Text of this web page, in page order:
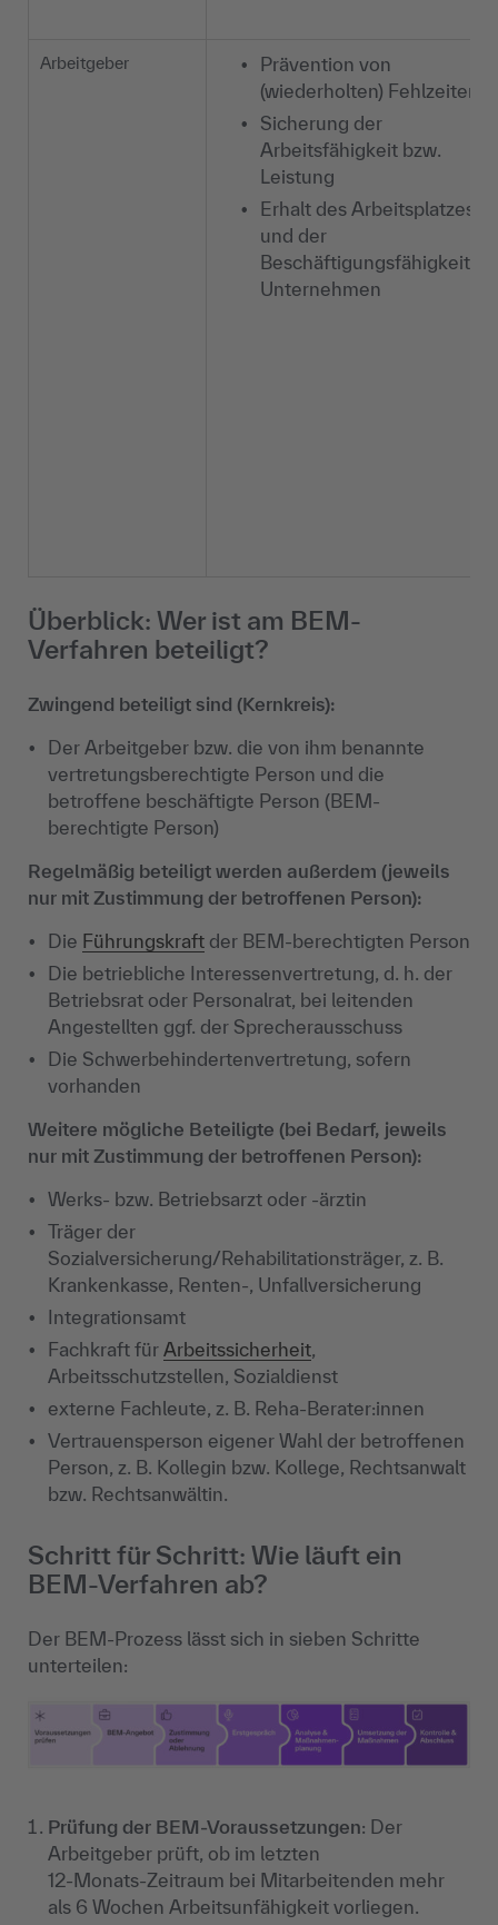
Arbeitgeber
Prävention von
(wiederholten) Fehlzeiten
Sicherung der
Arbeitsfähigkeit bzw.
Leistung
Erhalt des Arbeitsplatzes
und der
Beschäftigungsfähigkeit im
Unternehmen
Überblick: Wer ist am BEM-
Verfahren beteiligt?
Zwingend beteiligt sind (Kernkreis):
Der Arbeitgeber bzw. die von ihm benannte
vertretungsberechtigte Person und die
betroffene beschäftigte Person (BEM-
berechtigte Person)
Regelmäßig beteiligt werden außerdem (jeweils
nur mit Zustimmung der betroffenen Person):
Die Führungskraft der BEM-berechtigten Person
Die betriebliche Interessenvertretung, d. h. der
Betriebsrat oder Personalrat, bei leitenden
Angestellten ggf. der Sprecherausschuss
Die Schwerbehindertenvertretung, sofern
vorhanden
Weitere mögliche Beteiligte (bei Bedarf, jeweils
nur mit Zustimmung der betroffenen Person):
Werks- bzw. Betriebsarzt oder -ärztin
Träger der
Sozialversicherung/Rehabilitationsträger, z. B.
Krankenkasse, Renten-, Unfallversicherung
Integrationsamt
Fachkraft für Arbeitssicherheit,
Arbeitsschutzstellen, Sozialdienst
externe Fachleute, z. B. Reha-Berater:innen
Vertrauensperson eigener Wahl der betroffenen
Person, z. B. Kollegin bzw. Kollege, Rechtsanwalt
bzw. Rechtsanwältin.
Schritt für Schritt: Wie läuft ein
BEM-Verfahren ab?
Der BEM-Prozess lässt sich in sieben Schritte
unterteilen:
Prüfung der BEM-Voraussetzungen: Der
Arbeitgeber prüft, ob im letzten
12‑Monats‑Zeitraum bei Mitarbeitenden mehr
als 6 Wochen Arbeitsunfähigkeit vorliegen.